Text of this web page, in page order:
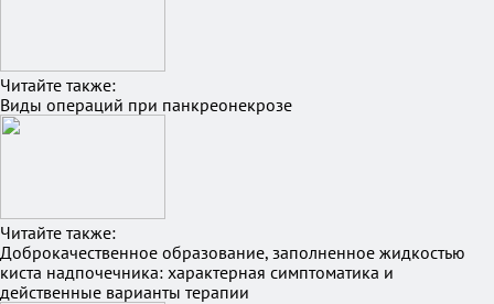
Читайте также:
Виды операций при панкреонекрозе
Читайте также:
Доброкачественное образование, заполненное жидкостью
киста надпочечника: характерная симптоматика и
действенные варианты терапии